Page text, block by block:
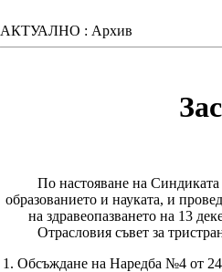
АКТУАЛНО : Архив
По настояване на
образованието и науката, и
на здравеопазването на 13
Отрасловия съвет за
1. Обсъждане на Наредба №4 от